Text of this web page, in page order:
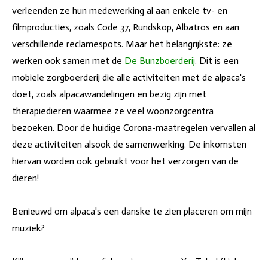
verleenden ze hun medewerking al aan enkele tv- en
filmproducties, zoals Code 37, Rundskop, Albatros en aan
verschillende reclamespots. Maar het belangrijkste: ze
werken ook samen met de De Bunzboerderij. Dit is een
mobiele zorgboerderij die alle activiteiten met de alpaca's
doet, zoals alpacawandelingen en bezig zijn met
therapiedieren waarmee ze veel woonzorgcentra
bezoeken. Door de huidige Corona-maatregelen vervallen al
deze activiteiten alsook de samenwerking. De inkomsten
hiervan worden ook gebruikt voor het verzorgen van de
dieren!
Benieuwd om alpaca's een danske te zien placeren om mijn
muziek?